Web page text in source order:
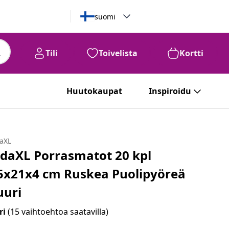
suomi
Tili Toivelista Kortti
Huutokaupat Inspiroidu
Porrasmatot 20 kpl
cm Ruskea Puolipyöreä
(15 vaihtoehtoa saatavilla)